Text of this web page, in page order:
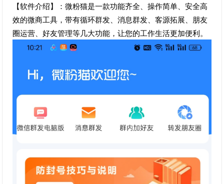
【软件介绍】：微粉猫是一款功能齐全、操作简单、安全高
效的微商工具，带有循环群发、消息群发、客源拓展、朋友
圈运营、好友管理等几大功能，让您的工作生活更加便利。